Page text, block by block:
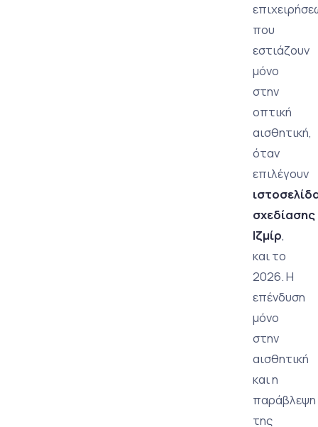
που
εστιάζουν
μόνο
στην
οπτική
αισθητική,
όταν
επιλέγουν
σχεδίασης
Ιζμίρ,
και το
2026. Η
επένδυση
μόνο
στην
αισθητική
και η
παράβλεψη
της